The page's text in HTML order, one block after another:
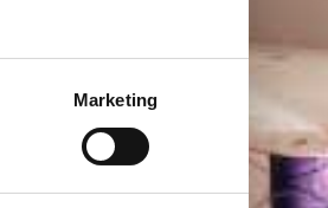
Marketing